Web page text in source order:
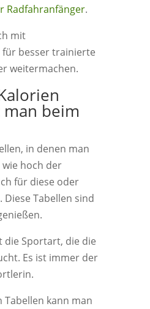
Radfahranfänger.
mit
besser trainierte
weitermachen.
beim
in denen man
hoch der
für diese oder
Tabellen sind
die Sportart, die die
Es ist immer der
Tabellen kann man